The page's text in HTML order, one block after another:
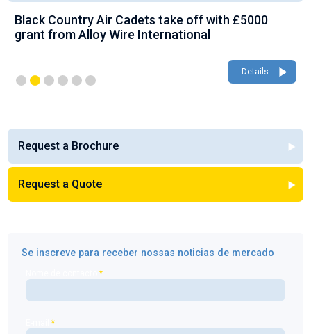
Black Country Air Cadets take off with £5000
grant from Alloy Wire International
Details
Request a Brochure
Request a Quote
Se inscreve para receber nossas noticias de mercado
Nome de contacto*
E-mail*